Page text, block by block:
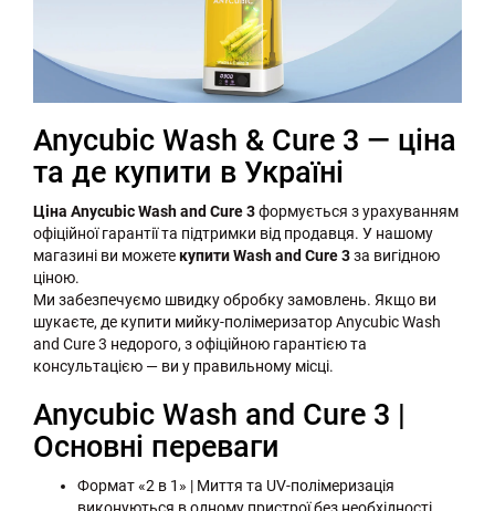
Anycubic Wash & Cure 3 — ціна
та де купити в Україні
Ціна Anycubic Wash and Cure 3формується з урахуванням
офіційної гарантії та підтримки від продавця. У нашому
магазині ви можетекупити Wash and Cure 3за вигідною
ціною.
Ми забезпечуємо швидку обробку замовлень. Якщо ви
шукаєте, де купити мийку-полімеризатор Anycubic Wash
and Cure 3 недорого, з офіційною гарантією та
консультацією — ви у правильному місці.
Anycubic Wash and Cure 3 |
Основні переваги
Формат «2 в 1» | Миття та UV-полімеризація